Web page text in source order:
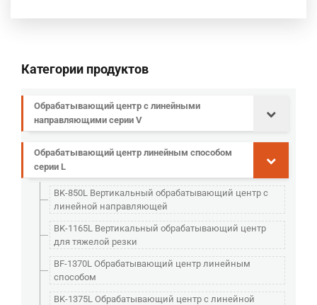
Категории продуктов
Обрабатывающий центр с линейными
направляющими серии V
Обрабатывающий центр линейным способом
серии L
BK-850L Вертикальный обрабатывающий центр с
линейной направляющей
BK-1165L Вертикальный обрабатывающий центр
для тяжелой резки
BF-1370L Обрабатывающий центр линейным
способом
BK-1375L Обрабатывающий центр с линейной